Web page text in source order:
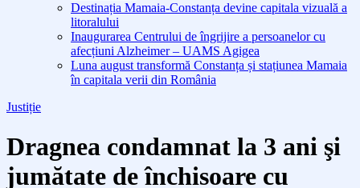
Destinația Mamaia-Constanța devine capitala vizuală a
litoralului
Inaugurarea Centrului de îngrijire a persoanelor cu
afecțiuni Alzheimer – UAMS Agigea
Luna august transformă Constanța și stațiunea Mamaia
în capitala verii din România
Justiție
Dragnea condamnat la 3 ani şi
jumătate de închisoare cu